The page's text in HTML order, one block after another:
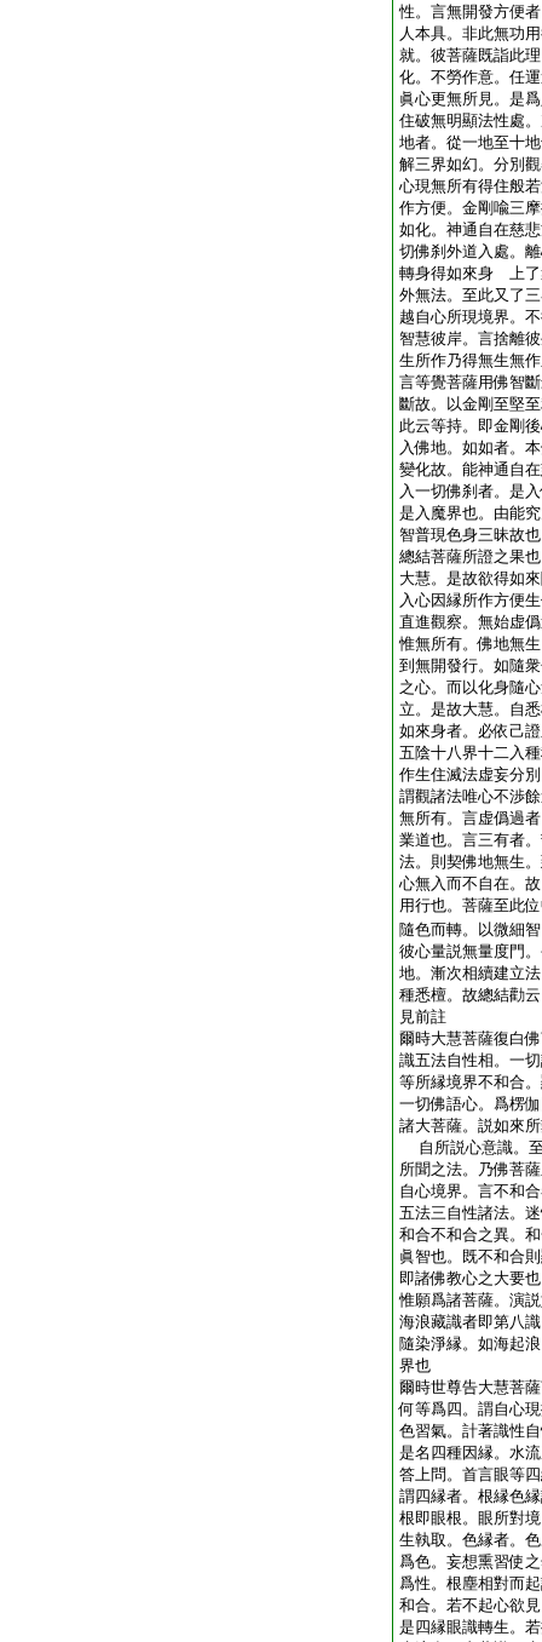
性。言無開發方便
人本具。非此無功
就。彼菩薩既詣此
化。不勞作意。任
眞心更無所見。是
住破無明顯法性處
地者。從一地至十
解三界如幻。分別
心現無所有得住般
作方便。金剛喩三
如化。神通自在慈
切佛刹外道入處。
轉身得如來身 上了
外無法。至此又了
越自心所現境界。
智慧彼岸。言捨離
生所作乃得無生無
言等覺菩薩用佛智
斷故。以金剛至堅
此云等持。即金剛
入佛地。如如者。
變化故。能神通自
入一切佛刹者。是
是入魔界也。由能
智普現色身三昧故
總結菩薩所證之果也
大慧。是故欲得如
入心因縁所作方便
直進觀察。無始虚
惟無所有。佛地無
到無開發行。如隨
之心。而以化身隨
立。是故大慧。自
如來身者。必依己
五陰十八界十二入
作生住滅法虚妄分
謂觀諸法唯心不渉
無所有。言虚僞過
業道也。言三有者
法。則契佛地無生
心無入而不自在。
用行也。菩薩至此
隨色而轉。以微細
彼心量説無量度門
地。漸次相續建立
種悉檀。故總結勸
見前註
爾時大慧菩薩復白
識五法自性相。一
等所縁境界不和合
一切佛語心。爲楞
諸大菩薩。説如來
自所説心意識。
所聞之法。乃佛菩
自心境界。言不和
五法三自性諸法。
和合不和合之異。
眞智也。既不和合
即諸佛教心之大要
惟願爲諸菩薩。演
海浪藏識者即第八
隨染淨縁。如海起
界也
爾時世尊告大慧菩
何等爲四。謂自心
色習氣。計著識性
是名四種因縁。水
答上問。首言眼等
謂四縁者。根縁色
根即眼根。眼所對
生執取。色縁者。
爲色。妄想熏習使
爲性。根塵相對而
和合。若不起心欲
是四縁眼識轉生。